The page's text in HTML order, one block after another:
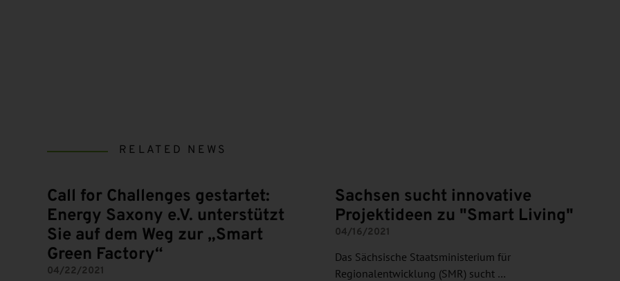
RELATED NEWS
Call for Challenges gestartet:
Energy Saxony e.V. unterstützt
Sie auf dem Weg zur „Smart
Green Factory“
04/22/2021
Sachsen sucht innovative
Projektideen zu "Smart Living"
04/16/2021
Das Sächsische Staatsministerium für
Regionalentwicklung (SMR) sucht …